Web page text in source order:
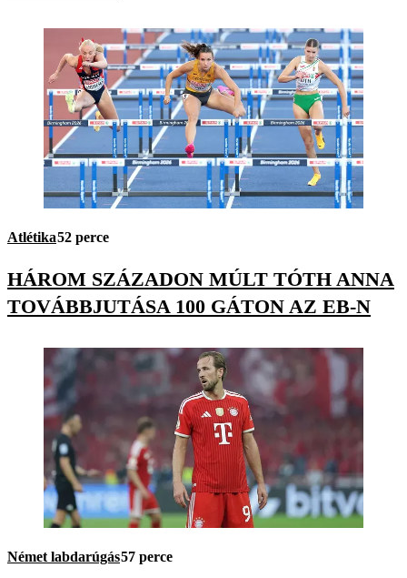
Atlétika52 perce
HÁROM SZÁZADON MÚLT TÓTH ANNA
TOVÁBBJUTÁSA 100 GÁTON AZ EB-N
Német labdarúgás57 perce